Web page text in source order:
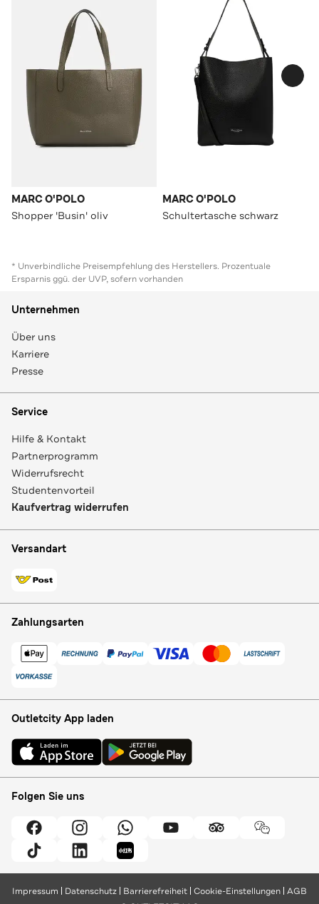
MARC O'POLO
Shopper 'Busin' oliv
MARC O'POLO
Schultertasche schwarz
* Unverbindliche Preisempfehlung des Herstellers. Prozentuale
Ersparnis ggü. der UVP, sofern vorhanden
Unternehmen
Über uns
Karriere
Presse
Service
Hilfe & Kontakt
Partnerprogramm
Widerrufsrecht
Studentenvorteil
Kaufvertrag widerrufen
Versandart
Zahlungsarten
Outletcity App laden
Folgen Sie uns
Impressum Datenschutz Barrierefreiheit Cookie-Einstellungen AGB